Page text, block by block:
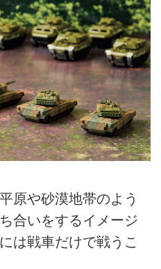
原や砂漠地帯のよう
合いをするイメージ
は戦車だけで戦うこ